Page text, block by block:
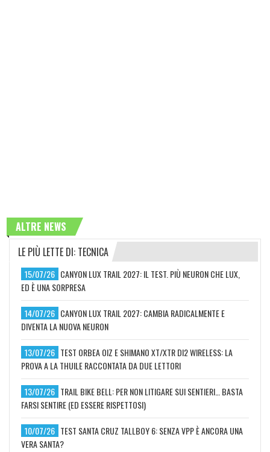
ALTRE NEWS
LE PIÙ LETTE DI: TECNICA
15/07/26 CANYON LUX TRAIL 2027: IL TEST. PIÙ NEURON CHE LUX,
ED È UNA SORPRESA
14/07/26 CANYON LUX TRAIL 2027: CAMBIA RADICALMENTE E
DIVENTA LA NUOVA NEURON
13/07/26 TEST ORBEA OIZ E SHIMANO XT/XTR DI2 WIRELESS: LA
PROVA A LA THUILE RACCONTATA DA DUE LETTORI
13/07/26 TRAIL BIKE BELL: PER NON LITIGARE SUI SENTIERI… BASTA
FARSI SENTIRE (ED ESSERE RISPETTOSI)
10/07/26 TEST SANTA CRUZ TALLBOY 6: SENZA VPP È ANCORA UNA
VERA SANTA?